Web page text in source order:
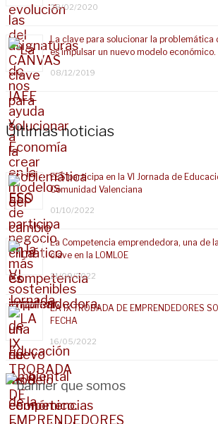
28/02/2020
La clave para solucionar la
es impulsar un nuevo modelo económico.
08/12/2019
Últimas noticias
EES participa en la VI Jornada de
Comunidad Valenciana
01/10/2022
La Competencia emprendedora, una de
clave en la LOMLOE
21/09/2022
LA IX TROBADA DE EMPRENDEDORES
FECHA
16/05/2022